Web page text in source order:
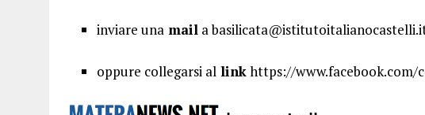
inviare una mail a
oppure collegarsi al linkhttps://www.facebook.com/